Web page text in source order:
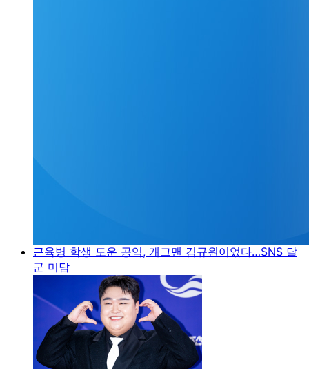
근육병 학생 도운 공익, 개그맨 김규원이었다…SNS 달
군 미담